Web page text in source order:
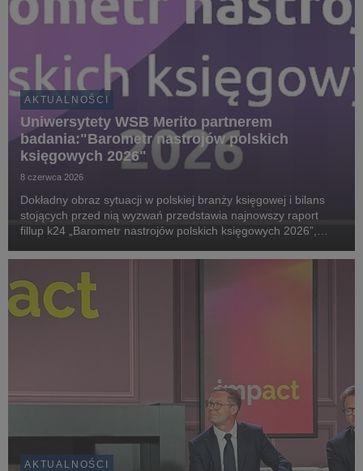
AKTUALNOŚCI
Uniwersytety WSB Merito partnerem
badania:"Barometr nastrojów polskich
księgowych 2026"
8 czerwca 2026
Dokładny obraz sytuacji w polskiej branży księgowej i bilans
stojących przed nią wyzwań przedstawia najnowszy raport
fillup k24 „Barometr nastrojów polskich księgowych 2026”,
w Polsce, Uniwersytetami WSB Merito i G...
AKTUALNOŚCI